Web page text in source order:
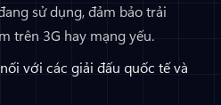
sử dụng, đảm bảo trải
trên 3G hay mạng yếu.
với các giải đấu quốc tế và